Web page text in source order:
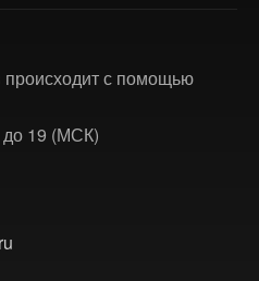
происходит с помощью
до 19 (МСК)